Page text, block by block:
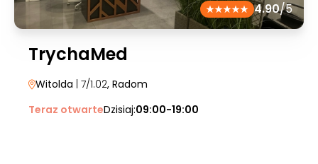
4.90/5
TrychaMed
Witolda | 7/1.02, Radom
Teraz otwarteDzisiaj:09:00-19:00